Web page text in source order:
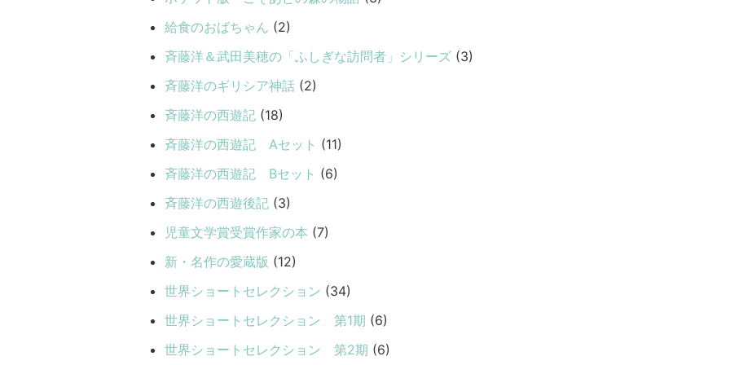
給食のおばちゃん (2)
斉藤洋＆武田美穂の「ふしぎな訪問者」シリーズ (3)
斉藤洋のギリシア神話 (2)
斉藤洋の西遊記 (18)
斉藤洋の西遊記 Aセット (11)
斉藤洋の西遊記 Bセット (6)
斉藤洋の西遊後記 (3)
児童文学賞受賞作家の本 (7)
新・名作の愛蔵版 (12)
世界ショートセレクション (34)
世界ショートセレクション 第1期 (6)
世界ショートセレクション 第2期 (6)